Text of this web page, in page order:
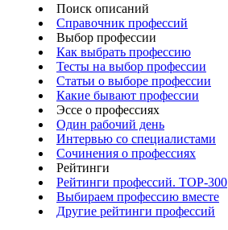
Поиск описаний
Справочник профессий
Выбор профессии
Как выбрать профессию
Тесты на выбор профессии
Статьи о выборе профессии
Какие бывают профессии
Эссе о профессиях
Один рабочий день
Интервью со специалистами
Сочинения о профессиях
Рейтинги
Рейтинги профессий. TOP-300
Выбираем профессию вместе
Другие рейтинги профессий